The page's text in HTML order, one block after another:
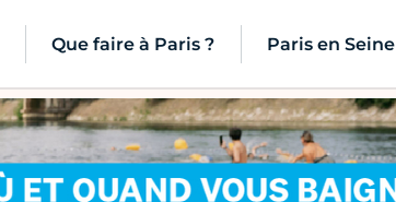
Que faire à Paris ? Paris en Seine